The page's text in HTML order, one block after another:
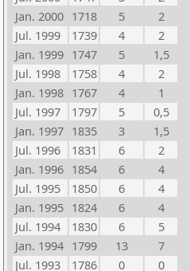
Jan. 2000 1718 5
2
Jul. 1999
1739 4
2
Jan. 1999 1747 5
1,5
Jul. 1998
1758 4
2
Jan. 1998 1767 4
1
Jul. 1997
1797 5
0,5
Jan. 1997 1835 3
1,5
Jul. 1996
1831 6
2
Jan. 1996 1854 6
4
Jul. 1995
1850 6
4
Jan. 1995 1824 6
4
Jul. 1994
1830 6
5
Jan. 1994 1799 13
7
Jul. 1993
1786 0
0